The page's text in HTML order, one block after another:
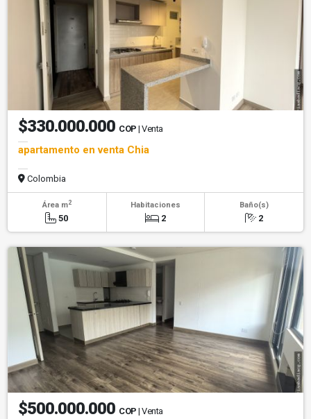
$330.000.000 COP | Venta
apartamento en venta Chia
Colombia
Área m2
50
Habitaciones
2
Baño(s)
2
$500.000.000 COP | Venta